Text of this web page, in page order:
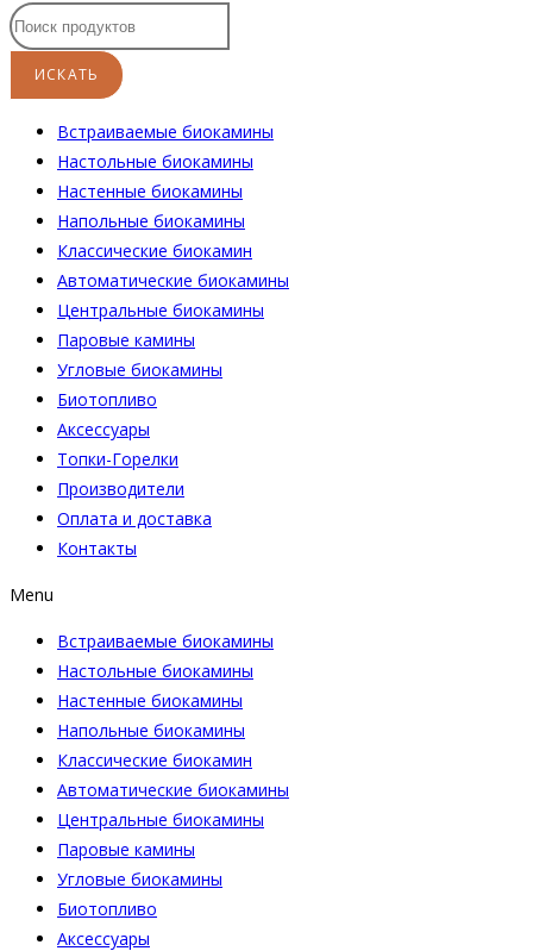
Встраиваемые биокамины
Настoльные биокамины
Настенные биокамины
Напольные биокамины
Классические биокамин
Автоматические биокамины
Центральные биокамины
Паровые камины
Угловые биокамины
Биотопливо
Аксессуары
Топки-Горелки
Производители
Оплата и доставка
Контакты
Menu
Встраиваемые биокамины
Настoльные биокамины
Настенные биокамины
Напольные биокамины
Классические биокамин
Автоматические биокамины
Центральные биокамины
Паровые камины
Угловые биокамины
Биотопливо
Аксессуары